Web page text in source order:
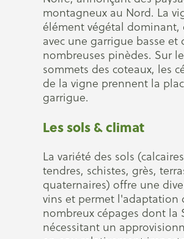
montagneux au Nord. La
élément végétal dominant,
avec une garrigue basse et
nombreuses pinèdes. Sur
sommets des coteaux, les
de la vigne prennent la
garrigue.
Les sols & climat
La variété des sols
tendres, schistes, grès,
quaternaires) offre une
vins et permet l'adaptation
nombreux cépages dont la
nécessitant un